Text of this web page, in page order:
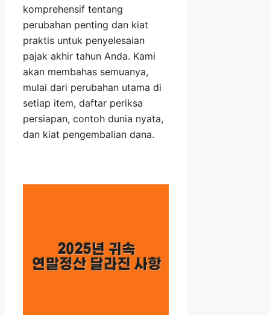
komprehensif tentang
perubahan penting dan kiat
praktis untuk penyelesaian
pajak akhir tahun Anda. Kami
akan membahas semuanya,
mulai dari perubahan utama di
setiap item, daftar periksa
persiapan, contoh dunia nyata,
dan kiat pengembalian dana.